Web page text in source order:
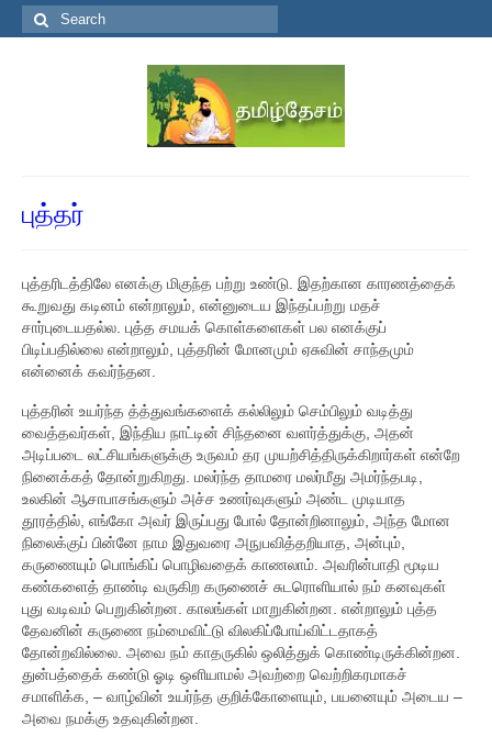
Search
for:
புத்தர்
புத்தரிடத்திலே எனக்கு மிகுந்த பற்று உண்டு. இதற்கான காரணத்தைக்
கூறுவது கடினம் என்றாலும், என்னுடைய இந்தப்பற்று மதச்
சார்புடையதல்ல. புத்த சமயக் கொள்களைகள் பல எனக்குப்
பிடிப்பதில்லை என்றாலும், புத்தரின் மோனமும் ஏசுவின் சாந்தமும்
என்னைக் கவர்ந்தன.
புத்தரின் உயர்ந்த த்த்துவங்களைக் கல்லிலும் செம்பிலும் வடித்து
வைத்தவர்கள், இந்திய நாட்டின் சிந்தனை வளர்த்துக்கு, அதன்
அடிப்படை லட்சியங்களுக்கு உருவம் தர முயற்சித்திருக்கிறார்கள் என்றே
நினைக்கத் தோன்றுகிறது. மலர்ந்த தாமரை மலர்மீது அமர்ந்தபடி,
உலகின் ஆசாபாசங்களும் அச்ச உணர்வுகளும் அண்ட முடியாத
தூரத்தில், எங்கோ அவர் இருப்பது போல் தோன்றினாலும், அந்த மோன
நிலைக்குப் பின்னே நாம இதுவரை அநுபவித்தறியாத, அன்பும்,
கருணையும் பொங்கிப் பொழிவதைக் காணலாம். அவரின்பாதி மூடிய
கண்களைத் தாண்டி வருகிற கருணைச் சுடரொளியால் நம் கனவுகள்
புது வடிவம் பெறுகின்றன. காலங்கள் மாறுகின்றன. என்றாலும் புத்த
தேவனின் கருணை நம்மைவிட்டு விலகிப்போய்விட்டதாகத்
தோன்றவில்லை. அவை நம் காதருகில் ஒலித்துக் கொண்டிருக்கின்றன.
துன்பத்தைக் கண்டு ஓடி ஒளியாமல் அவற்றை வெற்றிகரமாகச்
சமாளிக்க, – வாழ்வின் உயர்ந்த குறிக்கோளையும், பயனையும் அடைய –
அவை நமக்கு உதவுகின்றன.